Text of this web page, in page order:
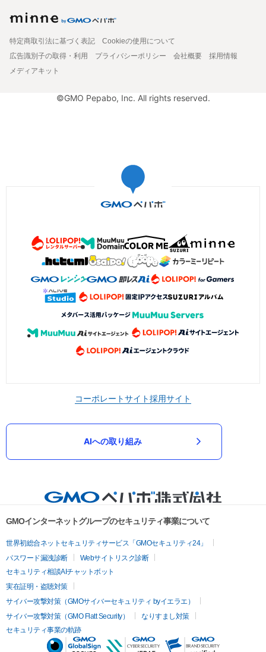
特定商取引法に基づく表記
Cookieの使用について
広告識別子の取得・利用
プライバシーポリシー 会社概要
採用情報
メディアキット
©GMO Pepabo, Inc. All rights reserved.
コーポレートサイト採用サイト
AIへの取り組み
GMOインターネットグループのセキュリティ事業について
世界初総合ネットセキュリティサービス「GMOセキュリティ24」
パスワード漏洩診断
Webサイトリスク診断
セキュリティ相談AIチャットボット
実在証明・盗聴対策
サイバー攻撃対策（GMOサイバーセキュリティ byイエラエ）
サイバー攻撃対策（GMO Flatt Security）
なりすまし対策
セキュリティ事業の軌跡